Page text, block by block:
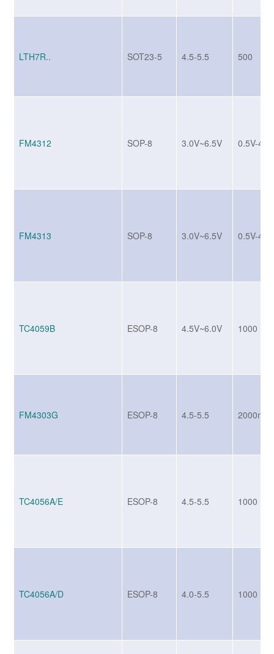
LTH7R.. SOT23-5 4.5-5.5 500
FM4312 SOP-8 3.0V~6.5V 0.5V-4A
FM4313 SOP-8 3.0V~6.5V 0.5V-4A
TC4059B ESOP-8 4.5V~6.0V 1000
FM4303G ESOP-8 4.5-5.5 2000mA
TC4056A/E ESOP-8 4.5-5.5 1000
TC4056A/D ESOP-8 4.0-5.5 1000